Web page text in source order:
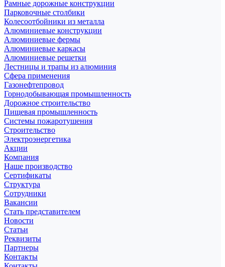
Рамные дорожные конструкции
Парковочные столбики
Колесоотбойники из металла
Алюминиевые конструкции
Алюминиевые фермы
Алюминиевые каркасы
Алюминиевые решетки
Лестницы и трапы из алюминия
Сфера применения
Газонефтепровод
Горнодобывающая промышленность
Дорожное строительство
Пищевая промышленность
Системы пожаротушения
Строительство
Электроэнергетика
Акции
Компания
Наше производство
Сертификаты
Структура
Сотрудники
Вакансии
Стать представителем
Новости
Статьи
Реквизиты
Партнеры
Контакты